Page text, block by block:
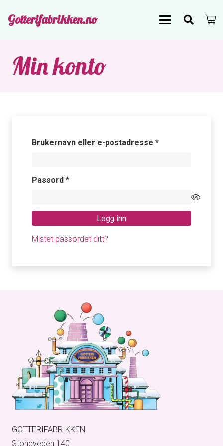
Gotterifabrikken.no
Min konto
Brukernavn eller e-postadresse *Påkrevd
Passord *Påkrevd
Logg inn
Mistet passordet ditt?
GOTTERIFABRIKKEN
Stongvegen 140